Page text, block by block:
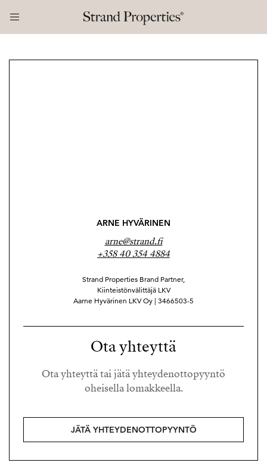
ARNE HYVÄRINEN
arne@strand.fi
+358 40 354 4884
Strand Properties Brand Partner,
Kiinteistönvälittäjä LKV
Aarne Hyvärinen LKV Oy | 3466503-5
Ota yhteyttä
Ota yhteyttä tai jätä yhteydenottopyyntö
oheisella lomakkeella.
JÄTÄ YHTEYDENOTTOPYYNTÖ